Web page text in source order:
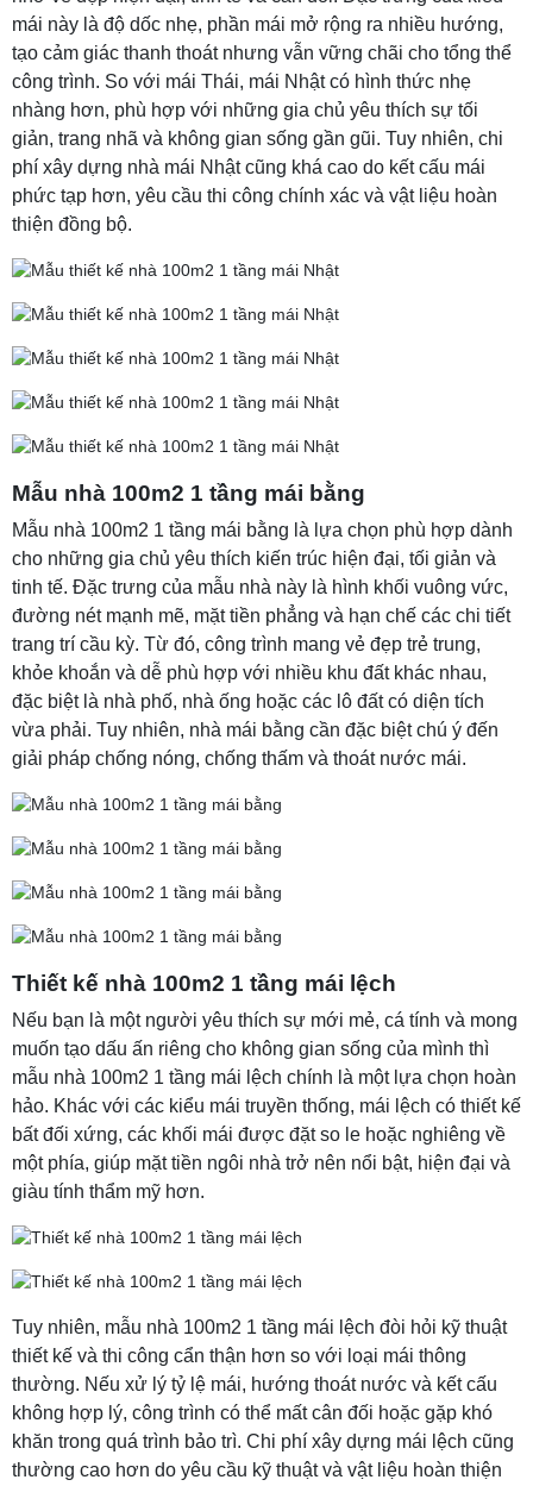
mái này là độ dốc nhẹ, phần mái mở rộng ra nhiều hướng,
tạo cảm giác thanh thoát nhưng vẫn vững chãi cho tổng thể
công trình. So với mái Thái, mái Nhật có hình thức nhẹ
nhàng hơn, phù hợp với những gia chủ yêu thích sự tối
giản, trang nhã và không gian sống gần gũi. Tuy nhiên, chi
phí xây dựng nhà mái Nhật cũng khá cao do kết cấu mái
phức tạp hơn, yêu cầu thi công chính xác và vật liệu hoàn
thiện đồng bộ.
Mẫu nhà 100m2 1 tầng mái bằng
Mẫu nhà 100m2 1 tầng mái bằng là lựa chọn phù hợp dành
cho những gia chủ yêu thích kiến trúc hiện đại, tối giản và
tinh tế. Đặc trưng của mẫu nhà này là hình khối vuông vức,
đường nét mạnh mẽ, mặt tiền phẳng và hạn chế các chi tiết
trang trí cầu kỳ. Từ đó, công trình mang vẻ đẹp trẻ trung,
khỏe khoắn và dễ phù hợp với nhiều khu đất khác nhau,
đặc biệt là nhà phố, nhà ống hoặc các lô đất có diện tích
vừa phải. Tuy nhiên, nhà mái bằng cần đặc biệt chú ý đến
giải pháp chống nóng, chống thấm và thoát nước mái.
Thiết kế nhà 100m2 1 tầng mái lệch
Nếu bạn là một người yêu thích sự mới mẻ, cá tính và mong
muốn tạo dấu ấn riêng cho không gian sống của mình thì
mẫu nhà 100m2 1 tầng mái lệch chính là một lựa chọn hoàn
hảo. Khác với các kiểu mái truyền thống, mái lệch có thiết kế
bất đối xứng, các khối mái được đặt so le hoặc nghiêng về
một phía, giúp mặt tiền ngôi nhà trở nên nổi bật, hiện đại và
giàu tính thẩm mỹ hơn.
Tuy nhiên, mẫu nhà 100m2 1 tầng mái lệch đòi hỏi kỹ thuật
thiết kế và thi công cẩn thận hơn so với loại mái thông
thường. Nếu xử lý tỷ lệ mái, hướng thoát nước và kết cấu
không hợp lý, công trình có thể mất cân đối hoặc gặp khó
khăn trong quá trình bảo trì. Chi phí xây dựng mái lệch cũng
thường cao hơn do yêu cầu kỹ thuật và vật liệu hoàn thiện